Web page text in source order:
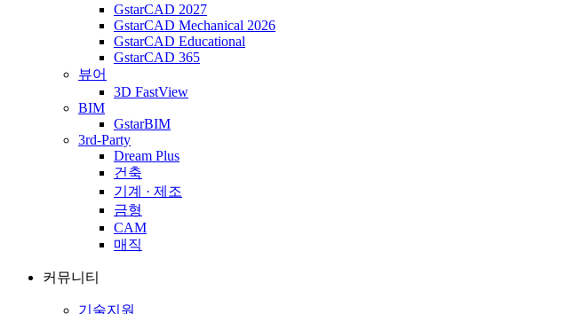
GstarCAD 2027
GstarCAD Mechanical 2026
GstarCAD Educational
GstarCAD 365
뷰어
3D FastView
BIM
GstarBIM
3rd-Party
Dream Plus
건축
기계 · 제조
금형
CAM
매직
커뮤니티
기술지원